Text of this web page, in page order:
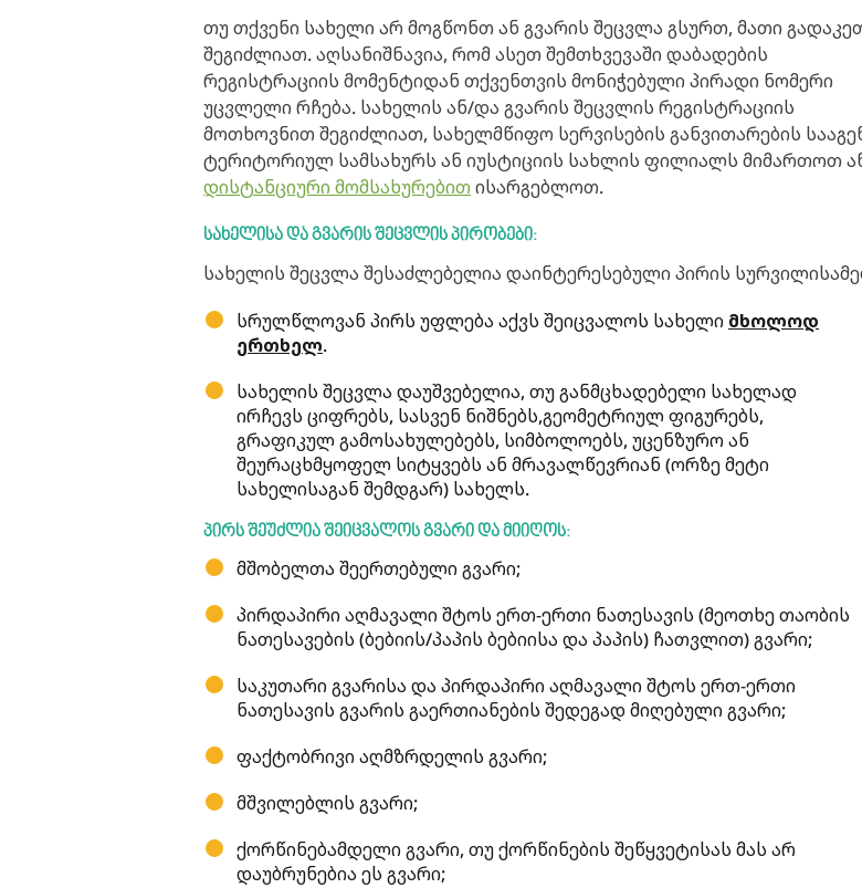
თუ თქვენი სახელი არ მოგწონთ ან გვარის შეცვლა გსურთ, მათი
შეგიძლიათ. აღსანიშნავია, რომ ასეთ შემთხვევაში დაბადების
რეგისტრაციის მომენტიდან თქვენთვის მონიჭებული პირადი ნომერი
უცვლელი რჩება. სახელის ან/და გვარის შეცვლის რეგისტრაციის
მოთხოვნით შეგიძლიათ, სახელმწიფო სერვისების განვითარების
ტერიტორიულ სამსახურს ან იუსტიციის სახლის ფილიალს მიმართოთ
დისტანციური მომსახურებით ისარგებლოთ.
სახელისადაგვარისშეცვლისპირობები:
სახელის შეცვლა შესაძლებელია დაინტერესებული პირის
სრულწლოვან პირს უფლება აქვს შეიცვალოს სახელი მხოლოდ
ერთხელ.
სახელის შეცვლა დაუშვებელია, თუ განმცხადებელი სახელად
ირჩევს ციფრებს, სასვენ ნიშნებს,გეომეტრიულ ფიგურებს,
გრაფიკულ გამოსახულებებს, სიმბოლოებს, უცენზურო ან
შეურაცხმყოფელ სიტყვებს ან მრავალწევრიან (ორზე მეტი
სახელისაგან შემდგარ) სახელს.
პირს შეუძლია შეიცვალოს გვარი და მიიღოს:
მშობელთა შეერთებული გვარი;
პირდაპირი აღმავალი შტოს ერთ-ერთი ნათესავის (მეოთხე თაობის
ნათესავების (ბებიის/პაპის ბებიისა და პაპის) ჩათვლით) გვარი;
საკუთარი გვარისა და პირდაპირი აღმავალი შტოს ერთ-ერთი
ნათესავის გვარის გაერთიანების შედეგად მიღებული გვარი;
ფაქტობრივი აღმზრდელის გვარი;
მშვილებლის გვარი;
ქორწინებამდელი გვარი, თუ ქორწინების შეწყვეტისას მას არ
დაუბრუნებია ეს გვარი;